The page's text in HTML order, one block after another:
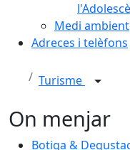
Medi ambient
Adreces i telèfons
Turisme
On menjar
Botiga &